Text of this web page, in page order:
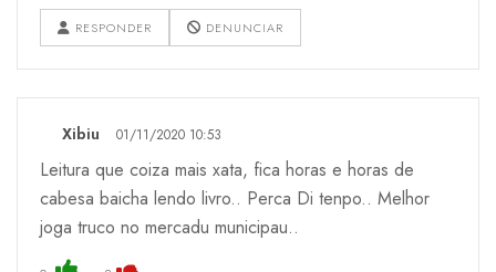
RESPONDER DENUNCIAR
Xibiu 01/11/2020 10:53
Leitura que coiza mais xata, fica horas e horas de
cabesa baicha lendo livro.. Perca Di tenpo.. Melhor
joga truco no mercadu municipau..